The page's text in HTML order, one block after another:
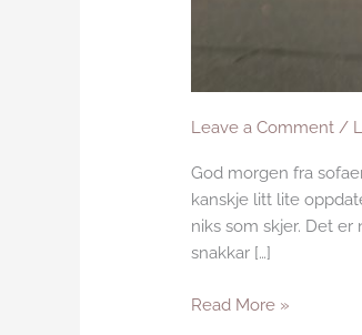
Leave a Comment /
God morgen fra
kanskje litt lite
niks som skjer. Det
snakkar […]
Read More »